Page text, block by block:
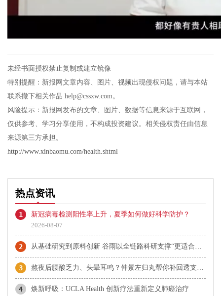
未经书面授权禁止复制或建立镜像
特别提醒：新报网文章内容、图片、视频出现侵权问题，请与本站
联系撤下相关作品 help@cssxw.com。
风险提示：新报网发布的文章、图片、数据等信息来源于互联网，
仅供参考、学习分享使用，不构成投资建议。相关侵权责任由信息
来源第三方承担。
http://www.xinbaomu.com/health.shtml
热点资讯
1
新冠病毒检测阳性率上升，夏季如何做好科学防护？
2026-08-07
2 从基础研究到原料创新 谷雨以全链路科研支撑“更适合中国人”理念
3 熬夜后腰酸乏力、头晕耳鸣？仲景左归丸帮你补回透支的肾阴
4 焕新呼吸：UCLA Health 创新疗法重新定义肺癌治疗